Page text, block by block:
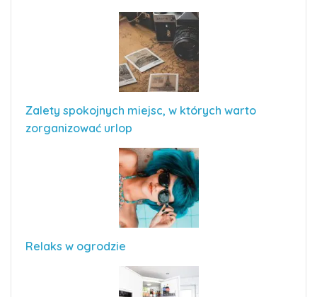
Zalety spokojnych miejsc, w których warto
zorganizować urlop
Relaks w ogrodzie